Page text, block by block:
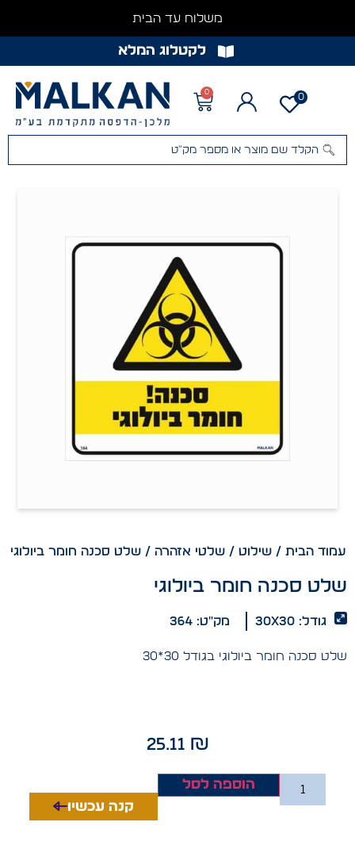
משלוח עד הבית
לקטלוג המלא
0
0
עמוד הבית/ שילוט/ שלטי אזהרה/ שלט סכנה חומר ביולוגי
שלט סכנה חומר ביולוגי
גודל: 30x30 מק"ט: 364
שלט סכנה חומר ביולוגי בגודל 30*30
25.11₪
הוספה לסל
קנה עכשיו